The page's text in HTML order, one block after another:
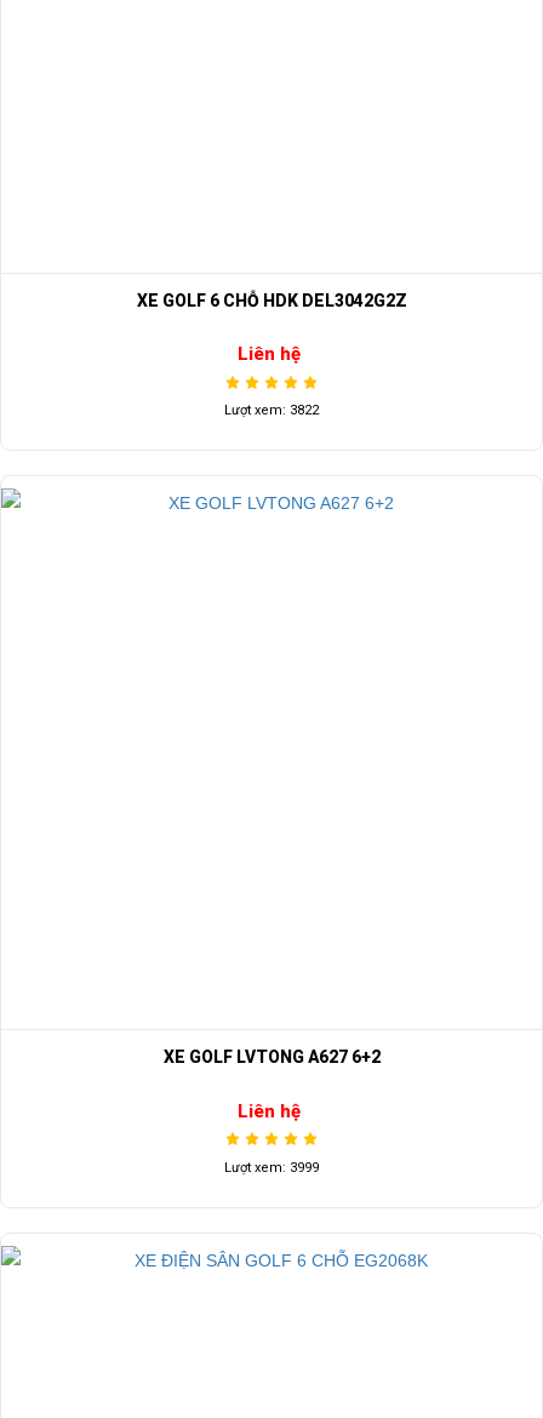
XE GOLF 6 CHỖ HDK DEL3042G2Z
Liên hệ
Lượt xem: 3822
XE GOLF LVTONG A627 6+2
Liên hệ
Lượt xem: 3999